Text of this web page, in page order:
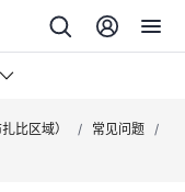
比区域） / 常见问题 /